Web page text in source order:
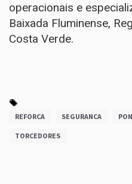
operacionais e
Baixada Fluminense,
Costa Verde.
REFORCA SEGURANCA
TORCEDORES